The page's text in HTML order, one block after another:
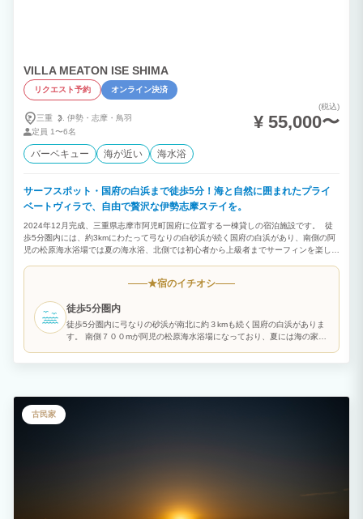
VILLA MEATON ISE SHIMA
リクエスト予約 オンライン決済
三重 伊勢・ 志摩・ 鳥羽
定員 1〜6名
(税込)
¥ 55,000〜
バーベキュー 海が近い 海水浴
サーフスポット・国府の白浜まで徒歩5分！海と自然に囲まれたプライ
ベートヴィラで、自由で贅沢な伊勢志摩ステイを。
2024年12月完成、三重県志摩市阿児町国府に位置する一棟貸しの宿泊施設です。 徒
歩5分圏内には、約3kmにわたって弓なりの白砂浜が続く国府の白浜があり、南側の阿
児の松原海水浴場では夏の海水浴、北側では初心者から上級者までサーフィンを楽しめ
ソファーベッド、温水洗浄トイレ、シャワールーム、セーフティボックス、割り箸、紙
炭用トング(食材及び炭は別途ご用意下さい)を完備。 近鉄鵜方駅から車で約12分、コ
ンビニへ約5分、ドラッグストアへ約10分と滞在にも便利です。 周辺には、英虞湾を
一望できる横山展望台、志摩スペイン村、的矢湾と太平洋を望む安乗埼灯台などがあ
り、海のレジャーと伊勢志摩観光の拠点に適しています。
★宿のイチオシ
徒歩5分圏内
徒歩5分圏内に弓なりの砂浜が南北に約３kmも続く国府の白浜がありま
す。 南側７００mが阿児の松原海水浴場になっており、夏には海の家が
るため、プロからビギナーまでそれぞれのレベルに合った波質のバリエ
古民家